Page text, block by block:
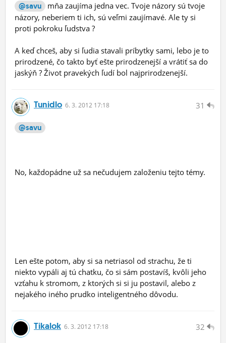
@savu
mňa zaujíma jedna vec. Tvoje názory sú tvoje
názory, neberiem ti ich, sú veľmi zaujímavé. Ale ty si
proti pokroku ľudstva ?
A keď chceš, aby si ľudia stavali príbytky sami, lebo je to
prirodzené, čo takto byť ešte prirodzenejší a vrátiť sa do
jaskýň ? Život pravekých ľudí bol najprirodzenejší.
31
Tunidlo 6. 3. 2012 17:18
@savu
No, každopádne už sa nečudujem založeniu tejto témy.
Len ešte potom, aby si sa netriasol od strachu, že ti
niekto vypáli aj tú chatku, čo si sám postavíš, kvôli jeho
vzťahu k stromom, z ktorých si si ju postavil, alebo z
nejakého iného prudko inteligentného dôvodu.
32
Tikalok 6. 3. 2012 17:18